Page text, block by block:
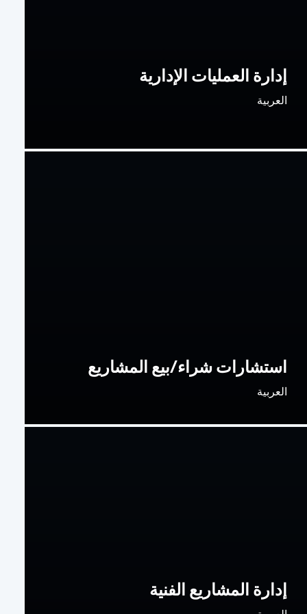
إدارة العمليات الإدارية
العربية
استشارات شراء/بيع المشاريع
العربية
إدارة المشاريع الفنية